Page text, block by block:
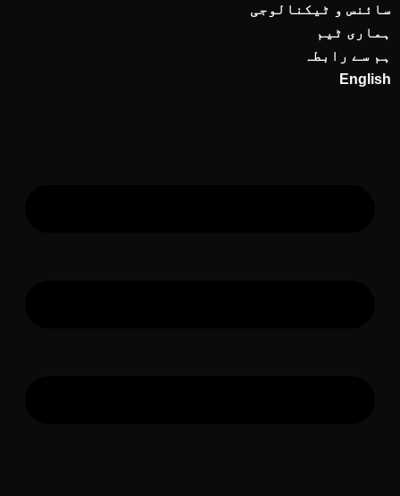
سائنس و ٹیکنالوجی
ہماری ٹیم
ہم سے رابطہ
English